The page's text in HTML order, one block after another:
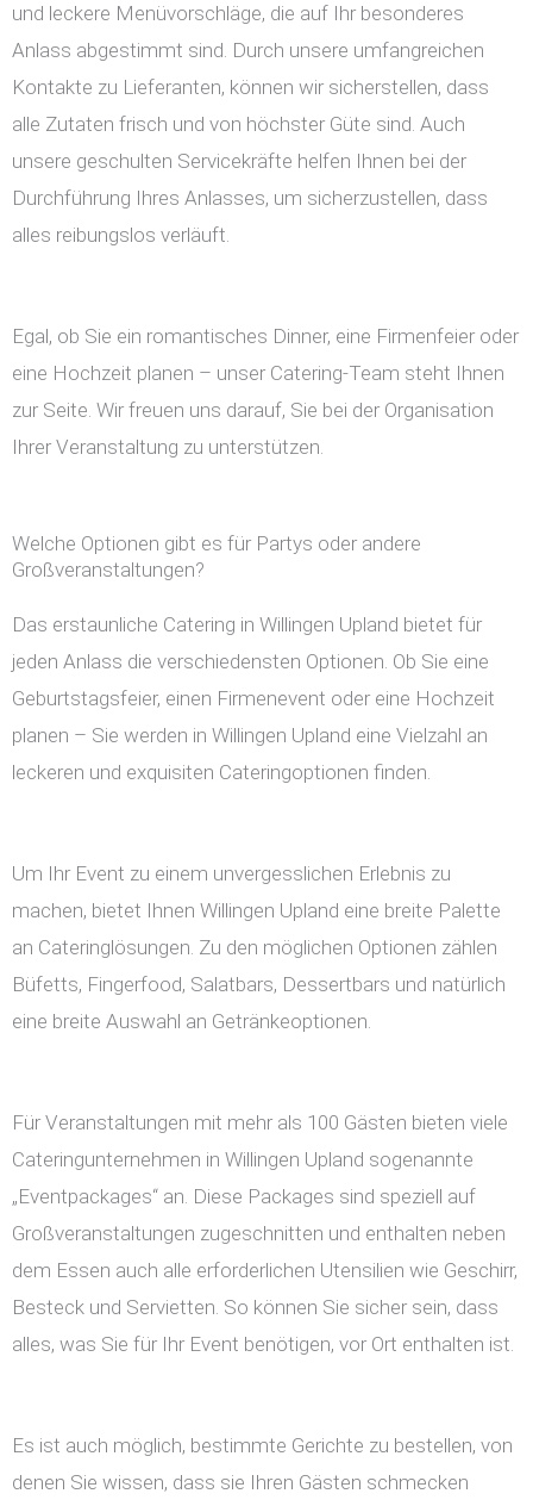
und leckere Menüvorschläge, die auf Ihr besonderes
Anlass abgestimmt sind. Durch unsere umfangreichen
Kontakte zu Lieferanten, können wir sicherstellen, dass
alle Zutaten frisch und von höchster Güte sind. Auch
unsere geschulten Servicekräfte helfen Ihnen bei der
Durchführung Ihres Anlasses, um sicherzustellen, dass
alles reibungslos verläuft.
Egal, ob Sie ein romantisches Dinner, eine Firmenfeier oder
eine Hochzeit planen – unser Catering-Team steht Ihnen
zur Seite. Wir freuen uns darauf, Sie bei der Organisation
Ihrer Veranstaltung zu unterstützen.
Welche Optionen gibt es für Partys oder andere
Großveranstaltungen?
Das erstaunliche Catering in Willingen Upland bietet für
jeden Anlass die verschiedensten Optionen. Ob Sie eine
Geburtstagsfeier, einen Firmenevent oder eine Hochzeit
planen – Sie werden in Willingen Upland eine Vielzahl an
leckeren und exquisiten Cateringoptionen finden.
Um Ihr Event zu einem unvergesslichen Erlebnis zu
machen, bietet Ihnen Willingen Upland eine breite Palette
an Cateringlösungen. Zu den möglichen Optionen zählen
Büfetts, Fingerfood, Salatbars, Dessertbars und natürlich
eine breite Auswahl an Getränkeoptionen.
Für Veranstaltungen mit mehr als 100 Gästen bieten viele
Cateringunternehmen in Willingen Upland sogenannte
„Eventpackages“ an. Diese Packages sind speziell auf
Großveranstaltungen zugeschnitten und enthalten neben
dem Essen auch alle erforderlichen Utensilien wie Geschirr,
Besteck und Servietten. So können Sie sicher sein, dass
alles, was Sie für Ihr Event benötigen, vor Ort enthalten ist.
Es ist auch möglich, bestimmte Gerichte zu bestellen, von
denen Sie wissen, dass sie Ihren Gästen schmecken